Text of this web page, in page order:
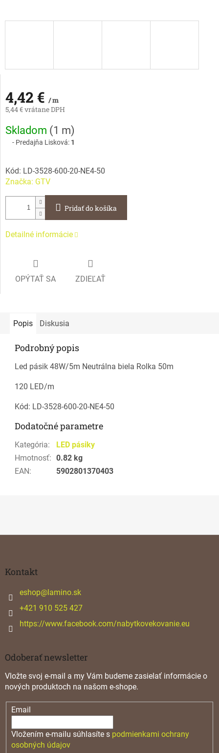
4,42 € / m
5,44 € vrátane DPH
Jednotková
cena:
Skladom (1 m)
Predajňa Lisková: 1
Kód: LD-3528-600-20-NE4-50
Značka: GTV
Pridať do košíka
Detailné informácie
OPÝTAŤ SA ZDIEĽAŤ
Popis Diskusia
Podrobný popis
Led pásik 48W/5m Neutrálna biela Rolka 50m
120 LED/m
Kód: LD-3528-600-20-NE4-50
Dodatočné parametre
Kategória:
LED pásiky
Hmotnosť: 0.82 kg
EAN: 5902801370403
Kontakt
eshop@lamino.sk
+421 910 525 427
https://www.facebook.com/nabytkovekovanie.eu
Odoberať newsletter
Vložte svoj e-mail a my Vám budeme zasielať informácie o
nových produktoch na našom e-shope.
Email
Vložením e-mailu súhlasíte s podmienkami ochrany
osobných údajov